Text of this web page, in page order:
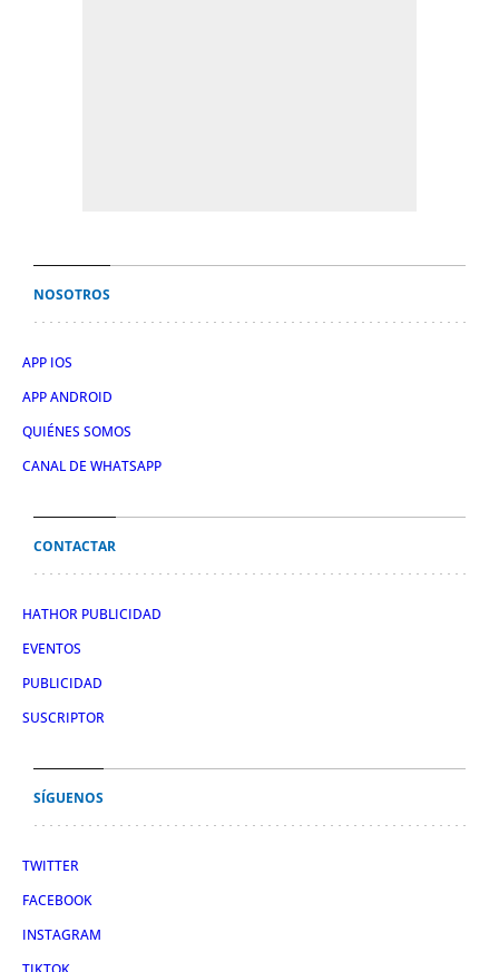
NOSOTROS
APP IOS
APP ANDROID
QUIÉNES SOMOS
CANAL DE WHATSAPP
CONTACTAR
HATHOR PUBLICIDAD
EVENTOS
PUBLICIDAD
SUSCRIPTOR
SÍGUENOS
TWITTER
FACEBOOK
INSTAGRAM